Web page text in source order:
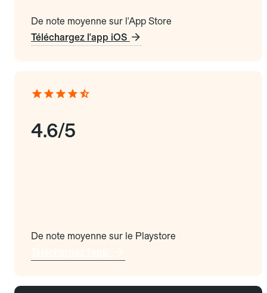
De note moyenne sur l'App Store
Téléchargez l'app iOS
4.6/5
De note moyenne sur le Playstore